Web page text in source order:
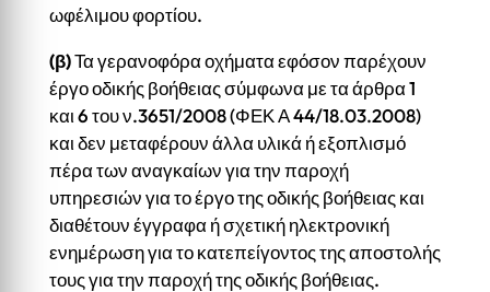
ωφέλιμου φορτίου.
(β)Τα γερανοφόρα οχήματα εφόσον παρέχουν
έργο οδικής βοήθειας σύμφωνα με τα άρθρα 1
και 6 του ν.3651/2008 (ΦΕΚ Α 44/18.03.2008)
και δεν μεταφέρουν άλλα υλικά ή εξοπλισμό
πέρα των αναγκαίων για την παροχή
υπηρεσιών για το έργο της οδικής βοήθειας και
διαθέτουν έγγραφα ή σχετική ηλεκτρονική
ενημέρωση για το κατεπείγοντος της αποστολής
τους για την παροχή της οδικής βοήθειας.